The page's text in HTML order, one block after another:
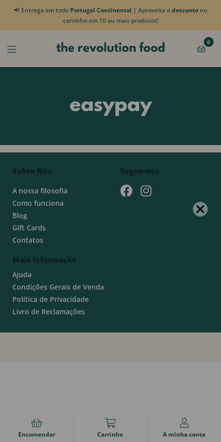
📢 Entrega em todo Portugal Continental | Aproveita odesconto no
carrinho em 10 ou mais produtos!
0
easypay
Sobre Nós
A nossa filosofia
Como funciona
Blog
Gift Cards
Contatos
Mais Informação
Ajuda
Condições Gerais de Venda
Política de Privacidade
Livro de Reclamações
Segue-nos
Encomendar Carrinho A minha conta